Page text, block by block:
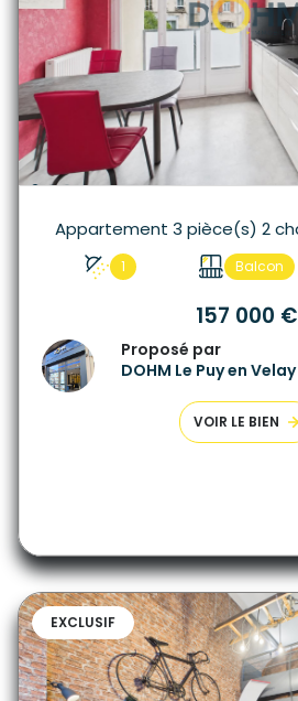
1 Balcon
157 000 €
Proposé par
DOHM Le Puy en Velay
VOIR LE BIEN
EXCLUSIF